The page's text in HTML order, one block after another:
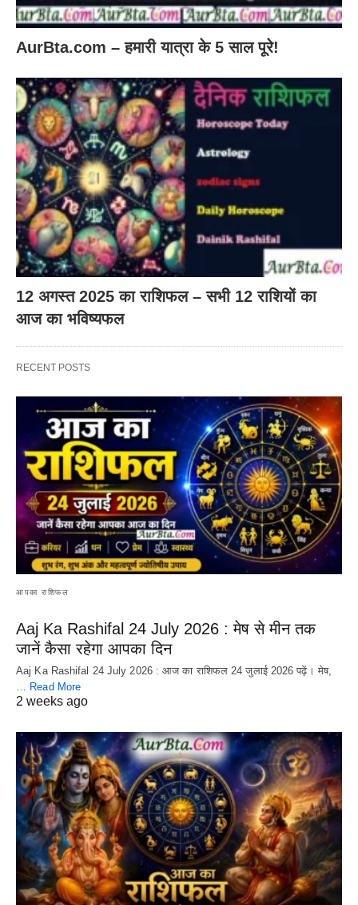
AurBta.com – हमारी यात्रा के 5 साल पूरे!
12 अगस्त 2025 का राशिफल – सभी 12 राशियों का
आज का भविष्यफल
RECENT POSTS
आपका राशिफल
Aaj Ka Rashifal 24 July 2026 : मेष से मीन तक
जानें कैसा रहेगा आपका दिन
Aaj Ka Rashifal 24 July 2026 : आज का राशिफल 24 जुलाई 2026 पढ़ें। मेष,
Read More
2 weeks ago